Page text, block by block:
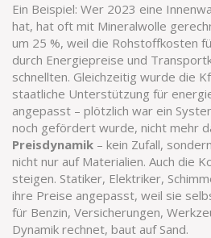
Ein Beispiel: Wer 2023 eine
hat, hat oft mit Mineralwolle
um 25 %, weil die Rohstoffkosten
durch Energiepreise und
schnellten. Gleichzeitig wurde die
staatliche Unterstützung für
angepasst – plötzlich war ein
noch gefördert wurde, nicht mehr
Preisdynamik – kein Zufall,
nicht nur auf Materialien. Auch die
steigen. Statiker, Elektriker,
ihre Preise angepasst, weil sie
für Benzin, Versicherungen,
Dynamik rechnet, baut auf Sand.